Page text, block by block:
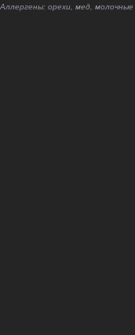
Аллергены: орехи, мед, молочные